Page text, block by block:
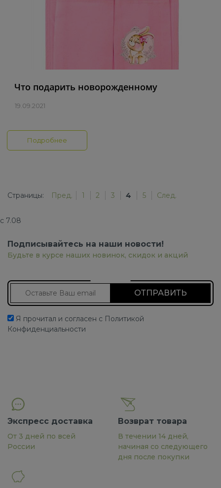
Что подарить новорожденному
19.09.2021
Подробнее
Страницы: Пред. 1 2 3 4 5 След.
с 7.08
Подписывайтесь на наши новости!
Будьте в курсе наших новинок, скидок и акций
Я прочитал и согласен с Политикой
Конфиденциальности
Экспресс доставка
От 3 дней по всей
России
Возврат товара
В течении 14 дней,
начиная со следующего
дня после покупки